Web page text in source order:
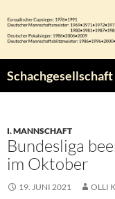
Inhalt
springen
Schachgesellschaft
I. MANNSCHAFT
Bundesliga
im Oktober
19. JUNI 2021 OLLI